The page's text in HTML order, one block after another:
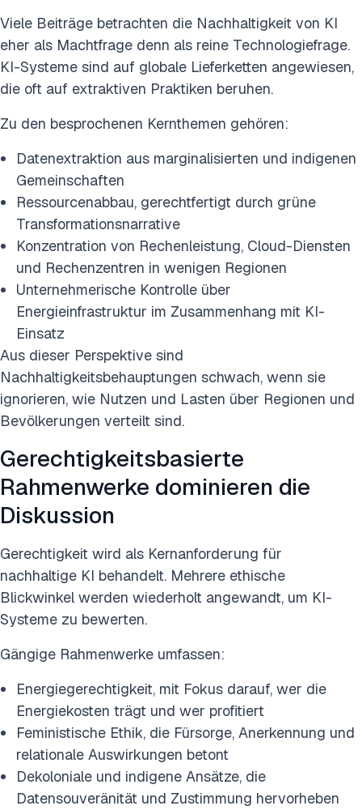
Viele Beiträge betrachten die Nachhaltigkeit von KI
eher als Machtfrage denn als reine Technologiefrage.
KI-Systeme sind auf globale Lieferketten angewiesen,
die oft auf extraktiven Praktiken beruhen.
Zu den besprochenen Kernthemen gehören:
Datenextraktion aus marginalisierten und indigenen
Gemeinschaften
Ressourcenabbau, gerechtfertigt durch grüne
Transformationsnarrative
Konzentration von Rechenleistung, Cloud-Diensten
und Rechenzentren in wenigen Regionen
Unternehmerische Kontrolle über
Energieinfrastruktur im Zusammenhang mit KI-
Einsatz
Aus dieser Perspektive sind
Nachhaltigkeitsbehauptungen schwach, wenn sie
ignorieren, wie Nutzen und Lasten über Regionen und
Bevölkerungen verteilt sind.
Gerechtigkeitsbasierte
Rahmenwerke dominieren die
Diskussion
Gerechtigkeit wird als Kernanforderung für
nachhaltige KI behandelt. Mehrere ethische
Blickwinkel werden wiederholt angewandt, um KI-
Systeme zu bewerten.
Gängige Rahmenwerke umfassen:
Energiegerechtigkeit, mit Fokus darauf, wer die
Energiekosten trägt und wer profitiert
Feministische Ethik, die Fürsorge, Anerkennung und
relationale Auswirkungen betont
Dekoloniale und indigene Ansätze, die
Datensouveränität und Zustimmung hervorheben